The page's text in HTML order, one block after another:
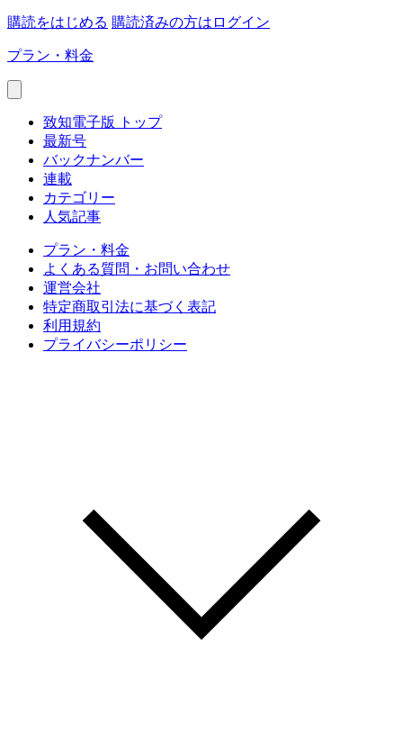
購読をはじめる 購読済みの方はログイン
プラン・料金
致知電子版 トップ
最新号
バックナンバー
連載
カテゴリー
人気記事
プラン・料金
よくある質問・お問い合わせ
運営会社
特定商取引法に基づく表記
利用規約
プライバシーポリシー